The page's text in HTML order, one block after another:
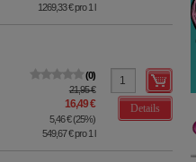
1269,33 €pro 1 l
0
21,95 €
16,49 €
5,46 €(25%)
549,67 €pro 1 l
Details